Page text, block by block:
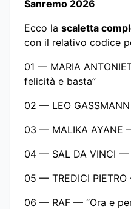
Sanremo 2026
Ecco la scaletta
con il relativo codice
01 — MARIA
felicità e basta”
02 — LEO
03 — MALIKA AYANE
04 — SAL DA VINCI —
05 — TREDICI
06 — RAF — “Ora e